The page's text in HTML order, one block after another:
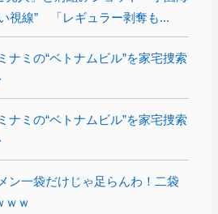
視線” 「レギュラー剥奪も...
ナミの“ベトナムビル”を家宅捜索
ナミの“ベトナムビル”を家宅捜索
ン一袋だけじゃ足らんわ！二袋
ｗｗ